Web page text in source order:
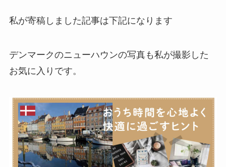
私が寄稿しました記事は下記になります
デンマークのニューハウンの写真も私が撮影した
お気に入りです。